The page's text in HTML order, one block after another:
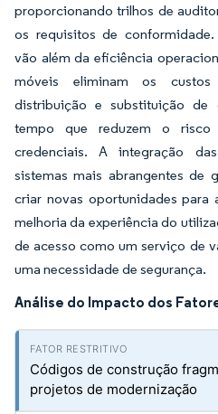
proporcionando trilhos de
os requisitos de
vão além da eficiência
móveis eliminam os
distribuição e substituição de
tempo que reduzem o
credenciais. A integração
sistemas mais abrangentes de
criar novas oportunidades
melhoria da experiência do
de acesso como um serviço de
uma necessidade de segurança.
Análise do Impacto dos
Códigos de construção
projetos de modernização